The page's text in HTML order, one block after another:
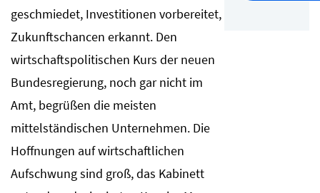
geschmiedet, Investitionen vorbereitet,
Zukunftschancen erkannt. Den
wirtschaftspolitischen Kurs der neuen
Bundesregierung, noch gar nicht im
Amt, begrüßen die meisten
mittelständischen Unternehmen. Die
Hoffnungen auf wirtschaftlichen
Aufschwung sind groß, das Kabinett